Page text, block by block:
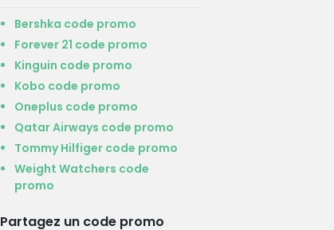
Bershka code promo
Forever 21 code promo
Kinguin code promo
Kobo code promo
Oneplus code promo
Qatar Airways code promo
Tommy Hilfiger code promo
Weight Watchers code
promo
Partagez un code promo